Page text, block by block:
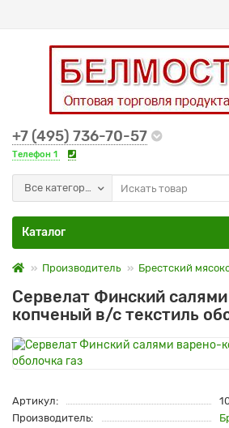
+7 (495) 736-70-57
Телефон 1
Все категории
Каталог
Производитель Брестский
Сервелат Финский
копченый в/с текстиль
Артикул:
Производитель: